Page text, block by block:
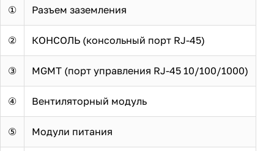
① Разъем заземления
② КОНСОЛЬ (консольный порт RJ-45)
③ MGMT (порт управления RJ-45 10/100/1000)
④ Вентиляторный модуль
⑤ Модули питания